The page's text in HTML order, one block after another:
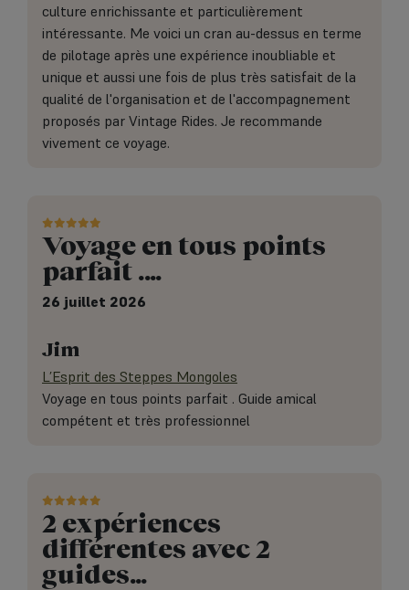
culture enrichissante et particulièrement
intéressante. Me voici un cran au-dessus en terme
de pilotage après une expérience inoubliable et
unique et aussi une fois de plus très satisfait de la
qualité de l'organisation et de l'accompagnement
proposés par Vintage Rides. Je recommande
vivement ce voyage.
Voyage en tous points
parfait .…
26 juillet 2026
Jim
L’Esprit des Steppes Mongoles
Voyage en tous points parfait . Guide amical
compétent et très professionnel
2 expériences
différentes avec 2
guides…